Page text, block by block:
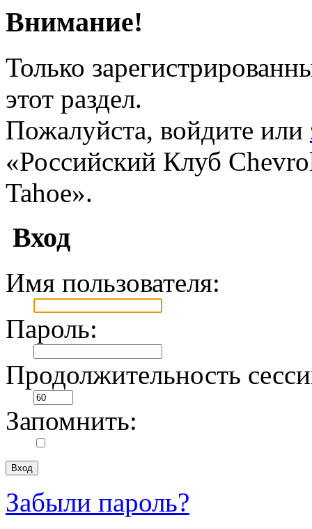
Внимание!
Только
этот раздел.
Пожалуйста, войдите или
«Российский Клуб
Tahoe».
Вход
Имя пользователя:
Пароль:
Продолжительность
Запомнить:
Забыли пароль?